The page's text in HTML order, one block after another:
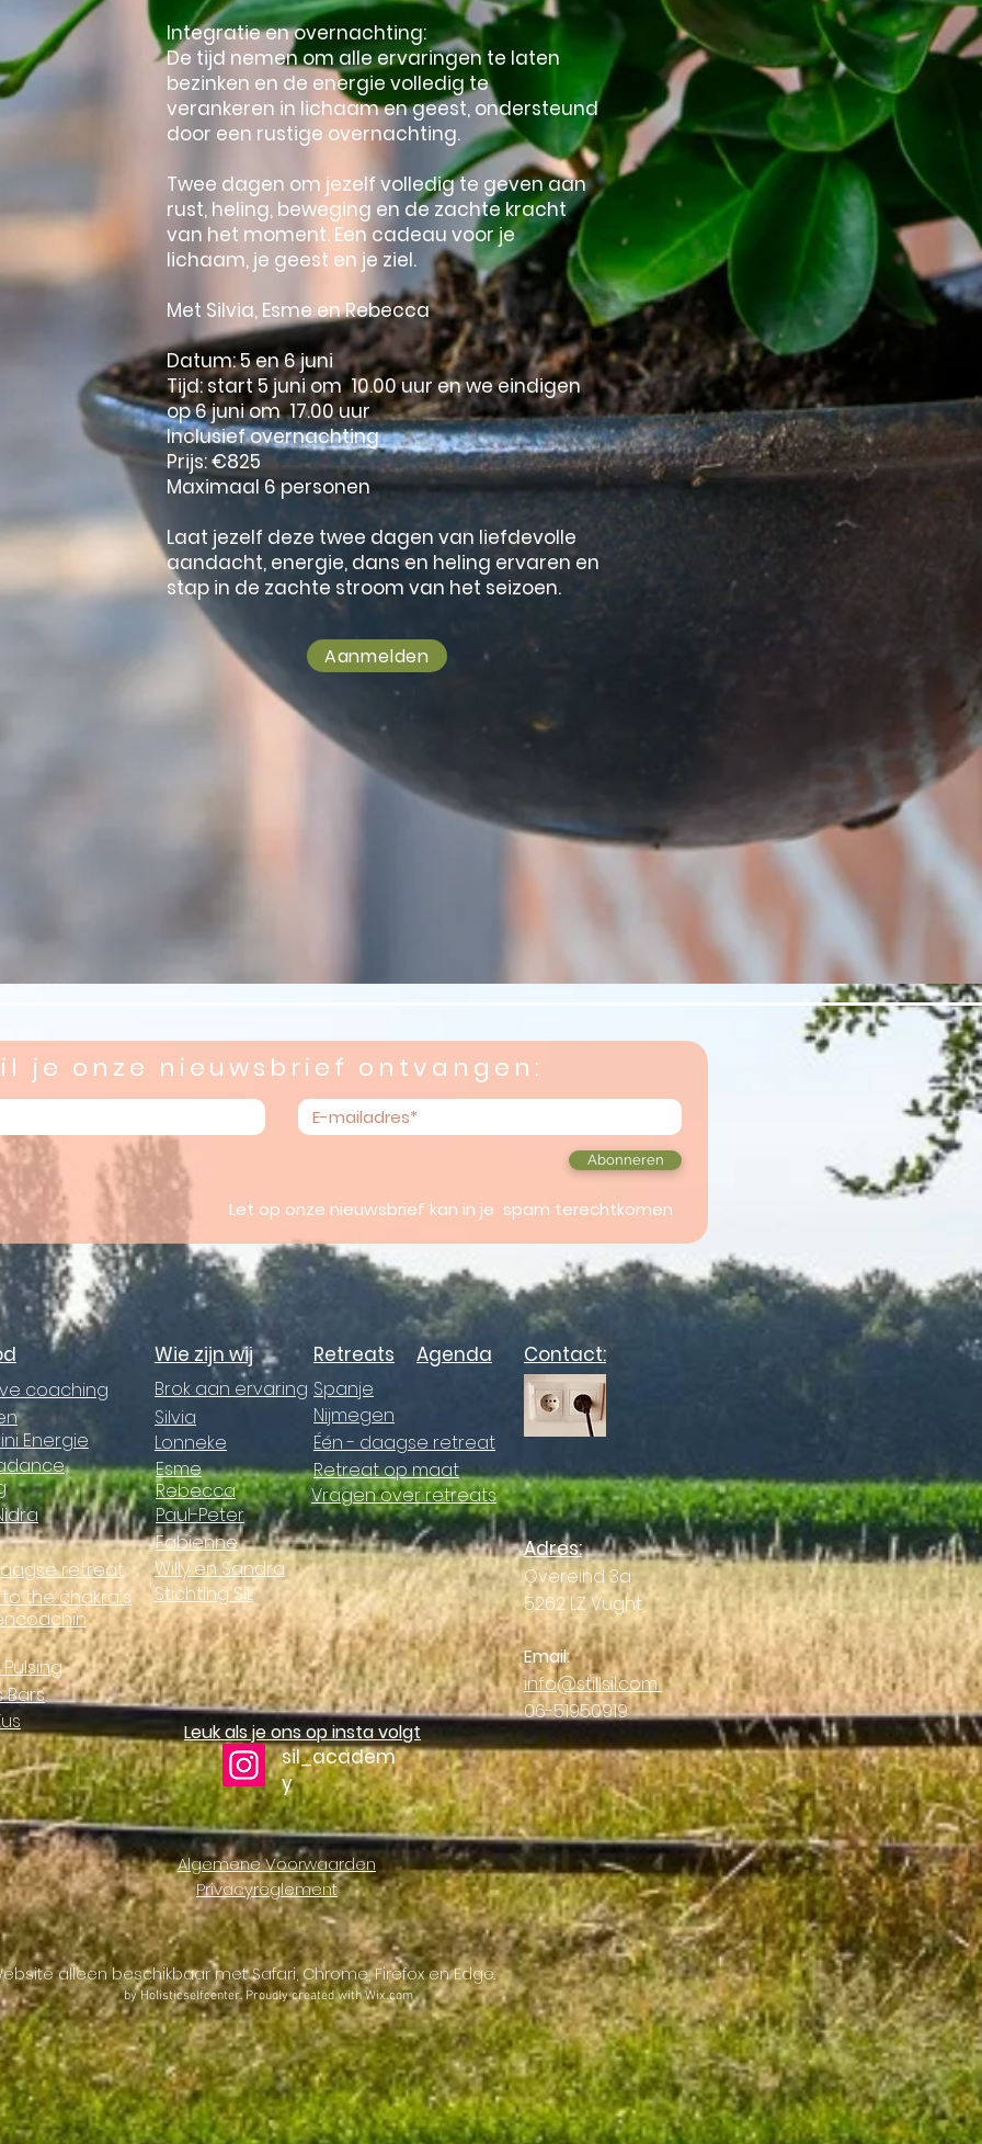
Integratie en overnachting:
De tijd nemen om alle ervaringen te laten
bezinken en de energie volledig te
verankeren in lichaam en geest, ondersteund
door een rustige overnachting.
Twee dagen om jezelf volledig te geven aan
rust, heling, beweging en de zachte kracht
van het moment. Een cadeau voor je
lichaam, je geest en je ziel.
Met Silvia, Esme en Rebecca
Datum: 5 en 6 juni
Tijd: start 5 juni om 10.00 uur en we eindigen
op 6 juni om 17.00 uur
Inclusief overnachting
Prijs: €825
Maximaal 6 personen
Laat jezelf deze twee dagen van liefdevolle
aandacht, energie, dans en heling ervaren en
stap in de zachte stroom van het seizoen.
Aanmelden
je onze nieuwsbrief ontvangen:
Abonneren
Let op onze nieuwsbrief kan in je spam terechtkomen
Wie zijn wij
Silvia
Agenda
Lonneke
Esme
Rebecca
Contact:
Adres:
Overeind 3a
5262 LZ Vught
Email:
info@stillsil.com
06-51950919
coaching
Energie
Bars
sil_academ
y
Leuk als je ons op insta volgt
Retreats
Stichting SIL
Willy en Sandra
Brok aan ervaring Spanje
retreat
Vragen over retreats
Nijmegen
Paul-Peter
to the chakra's
Retreat op maat
Fabienne
Één - daagse retreat
Algemene Voorwaarden
Privacyreglement
alleen beschikbaar met Safari, Chrome, Firefox en Edge.
by Holisticselfcenter. Proudly created withWix.com